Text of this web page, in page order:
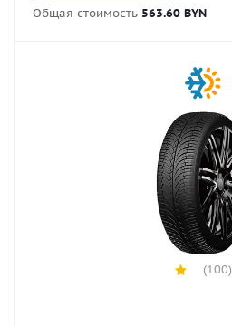
Общая стоимость 563.60 BYN
(100)